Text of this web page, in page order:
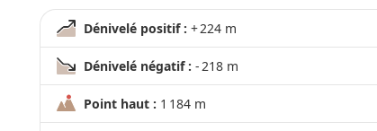
Dénivelé positif : + 224 m
Dénivelé négatif : - 218 m
Point haut : 1 184 m